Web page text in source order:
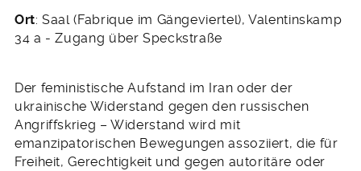
Ort: Saal (Fabrique im Gängeviertel), Valentinskamp
34 a - Zugang über Speckstraße
Der feministische Aufstand im Iran oder der
ukrainische Widerstand gegen den russischen
Angriffskrieg – Widerstand wird mit
emanzipatorischen Bewegungen assoziiert, die für
Freiheit, Gerechtigkeit und gegen autoritäre oder